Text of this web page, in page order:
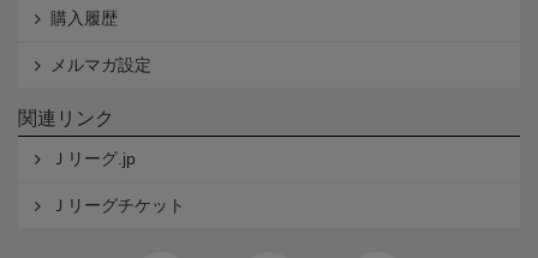
購入履歴
メルマガ設定
関連リンク
Ｊリーグ.jp
Ｊリーグチケット